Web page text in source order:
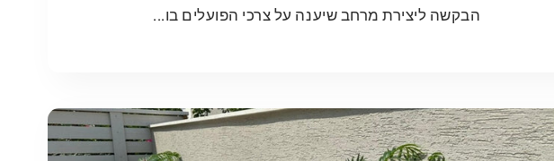
הבקשה ליצירת מרחב שיענה על צרכי הפועלים בו...